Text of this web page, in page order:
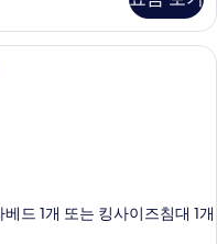
드 1개 또는 킹사이즈침대 1개